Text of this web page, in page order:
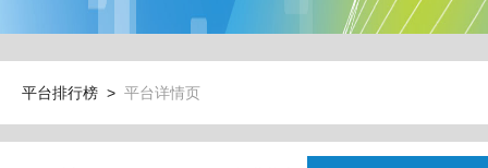
平台排行榜 > 平台详情页